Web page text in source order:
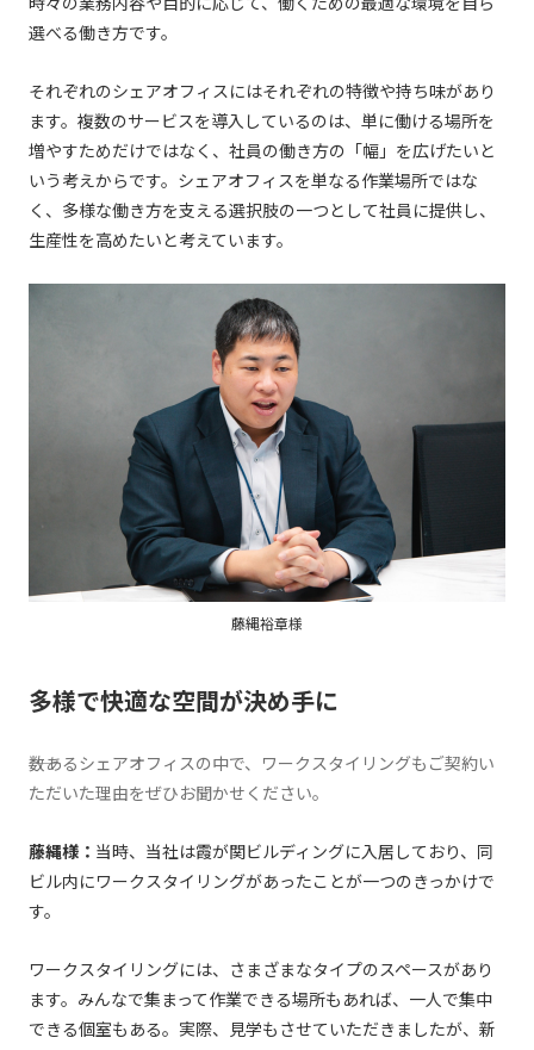
選べる働き方です。
それぞれのシェアオフィスにはそれぞれの特徴や持ち味があり
ます。複数のサービスを導入しているのは、単に働ける場所を
増やすためだけではなく、社員の働き方の「幅」を広げたいと
いう考えからです。シェアオフィスを単なる作業場所ではな
く、多様な働き方を支える選択肢の一つとして社員に提供し、
生産性を高めたいと考えています。
藤縄裕章様
多様で快適な空間が決め手に
――数あるシェアオフィスの中で、ワークスタイリングもご契約い
ただいた理由をぜひお聞かせください。
藤縄様： 当時、当社は霞が関ビルディングに入居しており、同
ビル内にワークスタイリングがあったことが一つのきっかけで
す。
ワークスタイリングには、さまざまなタイプのスペースがあり
ます。みんなで集まって作業できる場所もあれば、一人で集中
できる個室もある。実際、見学もさせていただきましたが、新